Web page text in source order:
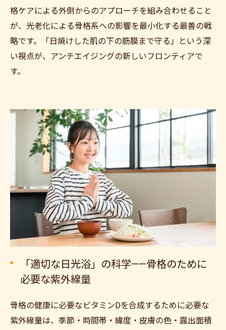
格ケアによる外側からのアプローチを組み合わせること
が、光老化による骨格系への影響を最小化する最善の戦
略です。「日焼けした肌の下の筋膜まで守る」という深
い視点が、アンチエイジングの新しいフロンティアで
す。
「適切な日光浴」の科学——骨格のために
必要な紫外線量
骨格の健康に必要なビタミンDを合成するために必要な
紫外線量は、季節・時間帯・緯度・皮膚の色・露出面積